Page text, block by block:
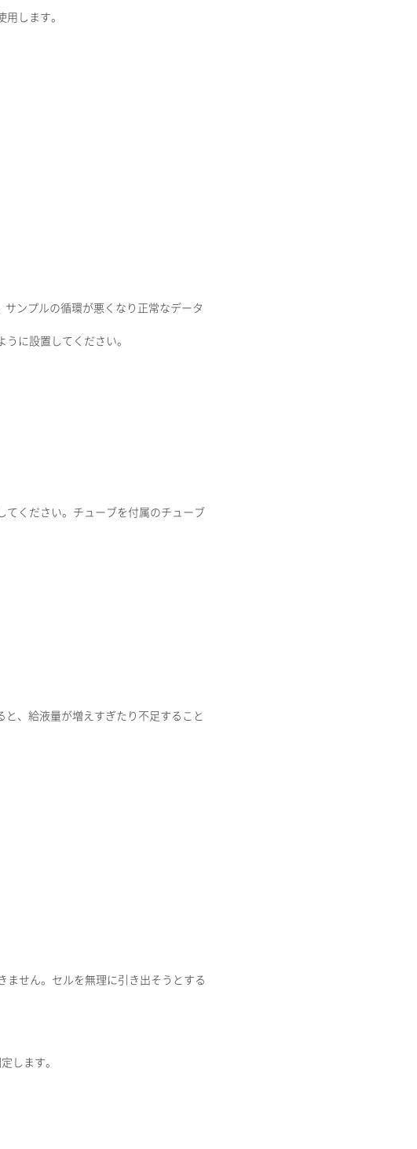
します。
ンプルの循環が悪くなり正常なデータ
に設置してください。
ください。チューブを付属のチューブ
、給液量が増えすぎたり不足すること
ません。セルを無理に引き出そうとする
します。